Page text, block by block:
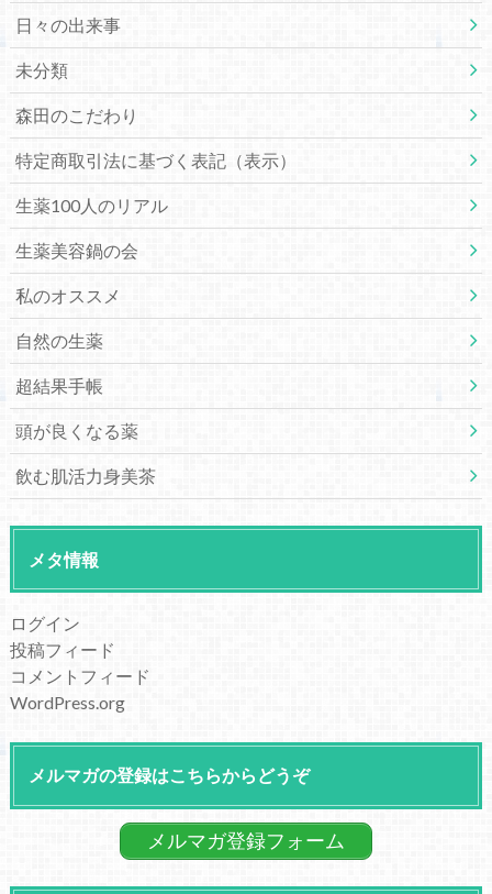
日々の出来事
未分類
森田のこだわり
特定商取引法に基づく表記（表示）
生薬100人のリアル
生薬美容鍋の会
私のオススメ
自然の生薬
超結果手帳
頭が良くなる薬
飲む肌活力身美茶
メタ情報
ログイン
投稿フィード
コメントフィード
WordPress.org
メルマガの登録はこちらからどうぞ
メルマガ登録フォーム